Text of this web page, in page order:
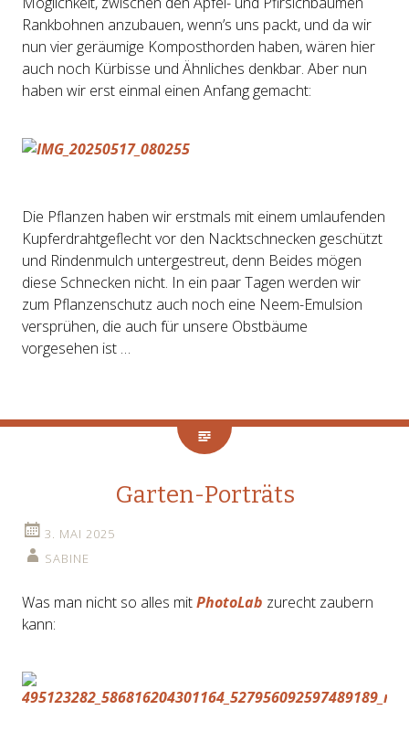
Rankbohnen anzubauen, wenn’s uns packt, und da wir
nun vier geräumige Komposthorden haben, wären hier
auch noch Kürbisse und Ähnliches denkbar. Aber nun
haben wir erst einmal einen Anfang gemacht:
Die Pflanzen haben wir erstmals mit einem umlaufenden
Kupferdrahtgeflecht vor den Nacktschnecken geschützt
und Rindenmulch untergestreut, denn Beides mögen
diese Schnecken nicht. In ein paar Tagen werden wir
zum Pflanzenschutz auch noch eine Neem-Emulsion
versprühen, die auch für unsere Obstbäume
vorgesehen ist …
Garten-Porträts
3. MAI 2025
SABINE
Was man nicht so alles mitPhotoLab zurecht zaubern
kann: